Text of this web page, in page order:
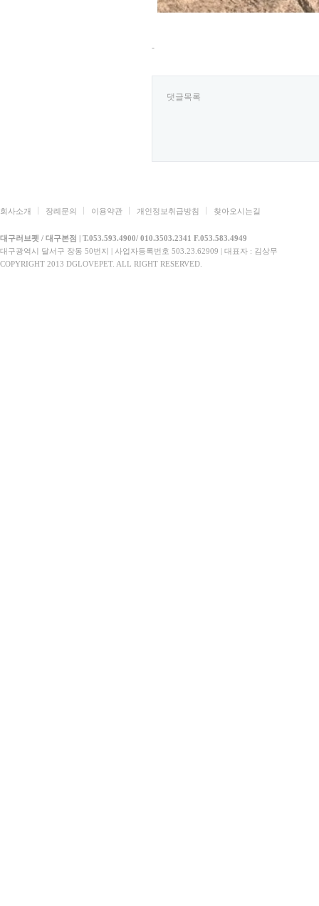
-
댓글목록
회사소개 장례문의 이용약관 개인정보취급방침 찾아오시는길
대구러브펫 / 대구본점 | T.053.593.4900/ 010.3503.2341 F.053.583.4949
대구광역시 달서구 장동 50번지 | 사업자등록번호 503.23.62909 | 대표자 : 김상무
COPYRIGHT 2013 DGLOVEPET. ALL RIGHT RESERVED.